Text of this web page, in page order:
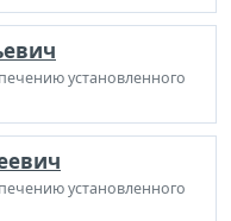
установленного
установленного